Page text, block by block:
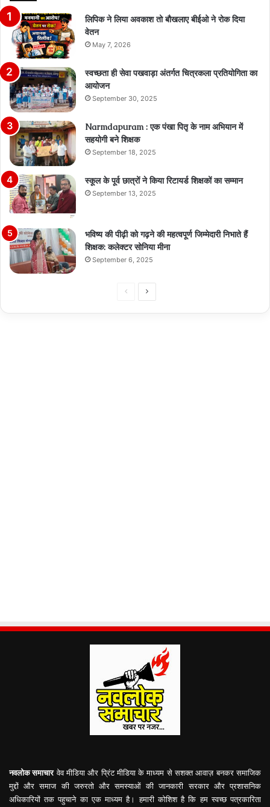
लिपिक ने लिया अवकाश तो बौखलाए बीईओ ने रोक दिया
वेतन
May 7, 2026
स्वच्छता ही सेवा पखवाड़ा अंतर्गत चित्रकला प्रतियोगिता का
आयोजन
September 30, 2025
Narmdapuram : एक पंखा पितृ के नाम अभियान में
सहयोगी बने शिक्षक
September 18, 2025
स्कूल के पूर्व छात्रों ने किया रिटायर्ड शिक्षकों का सम्मान
September 13, 2025
भविष्य की पीढ़ी को गढ़ने की महत्वपूर्ण जिम्मेदारी निभाते हैं
शिक्षक: कलेक्टर सोनिया मीना
September 6, 2025
PreviousNext
नवलोक समाचारवेव मीडिया और प्रिंट मीडिया के माध्यम से सशक्त आवाज़ बनकर समाजिक
मुद्दों और समाज की जरुरतो और समस्याओं की जानकारी सरकार और प्रशासनिक
अधिकारियों तक पहुचाने का एक माध्यम है। हमारी कोशिश है कि हम स्वच्छ पत्रकारिता